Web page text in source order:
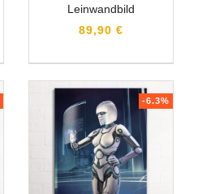
Leinwandbild
89,90 €
-6.3%